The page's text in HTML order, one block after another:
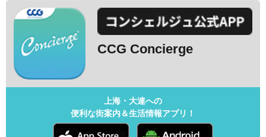
CCG Concierge
上海・大連への
便利な街案内＆生活情報アプリ！